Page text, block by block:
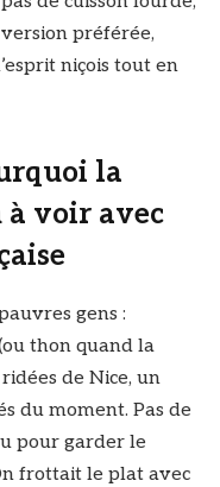
préférée,
niçois tout en
la
à voir avec
gens :
thon quand la
de Nice, un
du moment. Pas de
pour garder le
frottait le plat avec